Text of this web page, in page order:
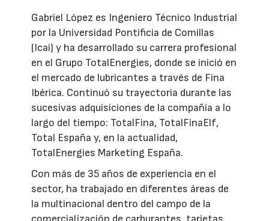
Gabriel López es Ingeniero Técnico Industrial
por la Universidad Pontificia de Comillas
(Icai) y ha desarrollado su carrera profesional
en el Grupo TotalEnergies, donde se inició en
el mercado de lubricantes a través de Fina
Ibérica. Continuó su trayectoria durante las
sucesivas adquisiciones de la compañía a lo
largo del tiempo: TotalFina, TotalFinaElf,
Total España y, en la actualidad,
TotalEnergies Marketing España.
Con más de 35 años de experiencia en el
sector, ha trabajado en diferentes áreas de
la multinacional dentro del campo de la